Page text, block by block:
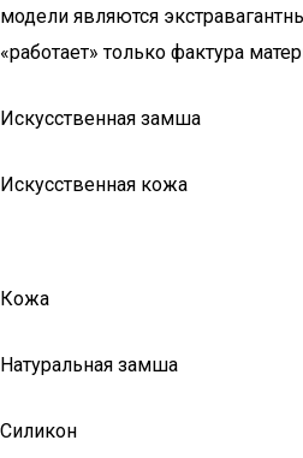
модели являются
«работает» только фактура
Искусственная замша
Искусственная кожа
Кожа
Натуральная замша
Силикон